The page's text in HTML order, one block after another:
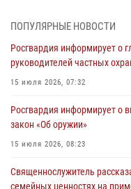
торжественных
Воздушно-десантных войск
02 августа 2026, 11:46
Мероприятия в рамках
продолжаются в Ивановской
31 июля 2026, 11:08
В Ивановской области при
ПОПУЛЯРНЫЕ НОВОСТИ
Росгвардия информирует о
руководителей частных
15 июля 2026, 07:32
Росгвардия информирует о
закон «Об оружии»
15 июля 2026, 08:23
Священнослужитель
семейных ценностях на